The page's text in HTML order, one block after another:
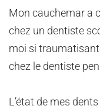
Mon cauchemar a
chez un dentiste
moi si
chez le dentiste
L’état de mes